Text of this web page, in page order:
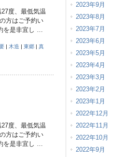
度、最低気温
方はご予約い
を是非宜し …
| 木造 |東郷 |真
度、最低気温
方はご予約い
を是非宜し …
2023年9月
2023年8月
2023年7月
2023年6月
2023年5月
2023年4月
2023年3月
2023年2月
2023年1月
2022年12月
2022年11月
2022年10月
2022年9月